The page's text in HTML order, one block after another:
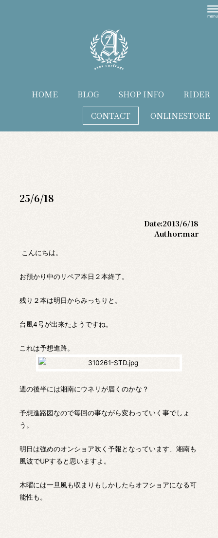
HOME BLOG SHOP INFO
RIDER
CONTACT
ONLINESTORE
25/6/18
Date:2013/6/18
Author:mar
こんにちは。
お預かり中のリペア本日２本終了。
残り２本は明日からみっちりと。
台風4号が出来たようですね。
これは予想進路。
週の後半には湘南にウネリが届くのかな？
予想進路図なので毎回の事ながら変わっていく事でしょ
う。
明日は強めのオンショア吹く予報となっています、湘南も
風波でUPすると思いますよ。
木曜には一旦風も収まりもしかしたらオフショアになる可
能性も。